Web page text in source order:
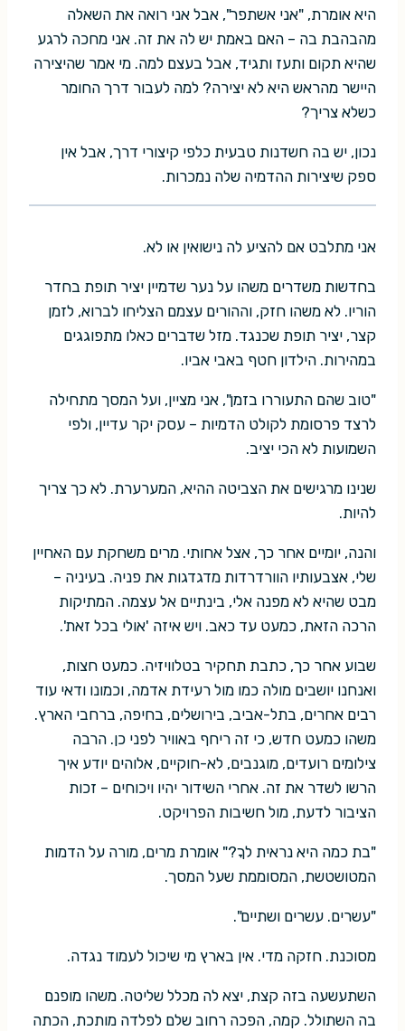
היא אומרת, "אני אשתפר", אבל אני רואה את השאלה
מהבהבת בה – האם באמת יש לה את זה. אני מחכה לרגע
שהיא תקום ותעז ותגיד, אבל בעצם למה. מי אמר שהיצירה
היישר מהראש היא לא יצירה? למה לעבור דרך החומר
כשלא צריך?
נכון, יש בה חשדנות טבעית כלפי קיצורי דרך, אבל אין
ספק שיצירות ההדמיה שלה נמכרות.
אני מתלבט אם להציע לה נישואין או לא.
בחדשות משדרים משהו על נער שדמיין יציר תופת בחדר
הוריו. לא משהו חזק, וההורים עצמם הצליחו לברוא, לזמן
קצר, יציר תופת שכנגד. מזל שדברים כאלו מתפוגגים
במהירות. הילדון חטף באבי אביו.
"טוב שהם התעוררו בזמן", אני מציין, ועל המסך מתחילה
לרצד פרסומת לקולט הדמיות – עסק יקר עדיין, ולפי
השמועות לא הכי יציב.
שנינו מרגישים את הצביטה ההיא, המערערת. לא כך צריך
להיות.
והנה, יומיים אחר כך, אצל אחותי. מרים משחקת עם האחיין
שלי, אצבעותיו הוורדרדות מדגדגות את פניה. בעיניה –
מבט שהיא לא מפנה אלי, בינתיים אל עצמה. המתיקות
הרכה הזאת, כמעט עד כאב. ויש איזה 'אולי בכל זאת'.
שבוע אחר כך, כתבת תחקיר בטלוויזיה. כמעט חצות,
ואנחנו יושבים מולה כמו מול רעידת אדמה, וכמונו ודאי עוד
רבים אחרים, בתל-אביב, בירושלים, בחיפה, ברחבי הארץ.
משהו כמעט חדש, כי זה ריחף באוויר לפני כן. הרבה
צילומים רועדים, מוגנבים, לא-חוקיים, אלוהים יודע איך
הרשו לשדר את זה. אחרי השידור יהיו ויכוחים – זכות
הציבור לדעת, מול חשיבות הפרויקט.
"בת כמה היא נראית לךָ?" אומרת מרים, מורה על הדמות
המטושטשת, המסוממת שעל המסך.
"עשרים. עשרים ושתיים".
מסוכנת. חזקה מדי. אין בארץ מי שיכול לעמוד נגדה.
השתעשעה בזה קצת, יצא לה מכלל שליטה. משהו מופנם
בה השתולל. קמה, הפכה רחוב שלם לפלדה מותכת, הכתה